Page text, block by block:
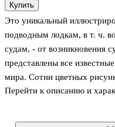
Это уникальный
подводным лодкам, в т. ч.
судам, - от возникновения
представлены все
мира. Сотни цветных
информацией о стране,
Перейти к описанию и
Купить